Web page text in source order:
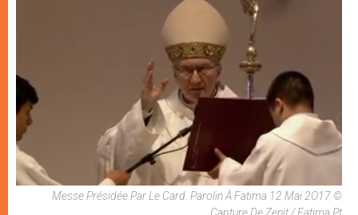
Messe Présidée Par Le Card. Parolin À Fatima 12 Mai 2O17 ©